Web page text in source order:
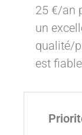
25 €/an
un
qualité/
est